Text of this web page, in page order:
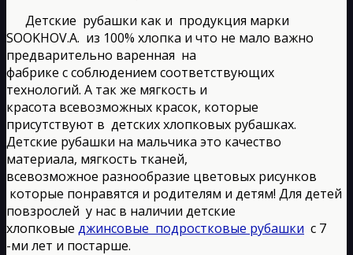
Детские рубашки как и продукция марки
SOOKHOV.A. из 100% хлопка и что не мало важно
предварительно варенная на
фабрике с соблюдением соответствующих
технологий. А так же мягкость и
красота всевозможных красок, которые
присутствуют в детских хлопковых рубашках.
Детские рубашки на мальчика это качество
материала, мягкость тканей,
всевозможное разнообразие цветовых рисунков
которые понравятся и родителям и детям! Для детей
повзрослей у нас в наличии детские
хлопковые джинсовые подростковые рубашки с 7
-ми лет и постарше.